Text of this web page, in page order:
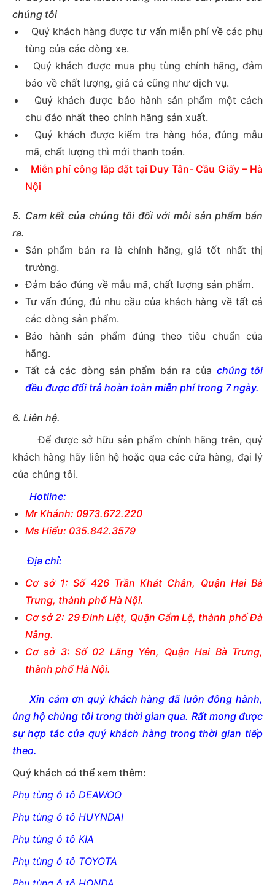
chúng tôi
Quý khách hàng được tư vấn miễn phí về các phụ
tùng của các dòng xe.
Quý khách được mua phụ tùng chính hãng, đảm
bảo về chất lượng, giá cả cũng như dịch vụ.
Quý khách được bảo hành sản phẩm một cách
chu đáo nhất theo chính hãng sản xuất.
Quý khách được kiểm tra hàng hóa, đúng mẫu
mã, chất lượng thì mới thanh toán.
Miễn phí công lắp đặt tại Duy Tân- Cầu Giấy – Hà
Nội
5. Cam kết của chúng tôi đối với mỗi sản phẩm bán
ra.
Sản phẩm bán ra là chính hãng, giá tốt nhất thị
trường.
Đảm báo đúng về mẫu mã, chất lượng sản phẩm.
Tư vấn đúng, đủ nhu cầu của khách hàng về tất cả
các dòng sản phẩm.
Bảo hành sản phẩm đúng theo tiêu chuẩn của
hãng.
Tất cả các dòng sản phẩm bán ra của chúng tôi
đều được đổi trả hoàn toàn miễn phí trong 7 ngày.
6. Liên hệ.
Để được sở hữu sản phẩm chính hãng trên, quý
khách hàng hãy liên hệ hoặc qua các cửa hàng, đại lý
của chúng tôi.
Hotline:
Mr Khánh: 0973.672.220
Ms Hiếu: 035.842.3579
Địa chỉ:
Cơ sở 1: Số 426 Trần Khát Chân, Quận Hai Bà
Trưng, thành phố Hà Nội.
Cơ sở 2: 29 Đinh Liệt, Quận Cẩm Lệ, thành phố Đà
Nẵng.
Cơ sở 3: Số 02 Lãng Yên, Quận Hai Bà Trưng,
thành phố Hà Nội.
Xin cảm ơn quý khách hàng đã luôn đông hành,
ủng hộ chúng tôi trong thời gian qua. Rất mong được
sự hợp tác của quý khách hàng trong thời gian tiếp
theo.
Quý khách có thể xem thêm:
Phụ tùng ô tô DEAWOO
Phụ tùng ô tô HUYNDAI
Phụ tùng ô tô KIA
Phụ tùng ô tô TOYOTA